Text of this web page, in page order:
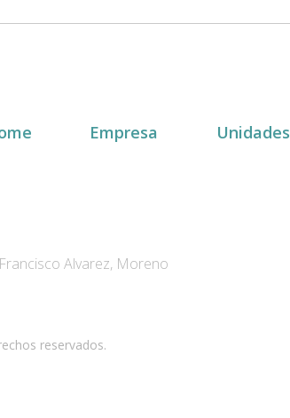
Empresa Unidades
Alvarez, Moreno
reservados.